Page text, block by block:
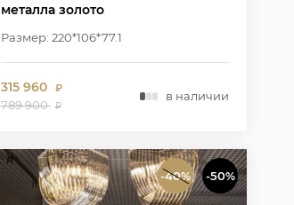
металла золото
Размер: 220*106*77.1
315 960 ₽
789 900 ₽
в наличии
-40% -50%